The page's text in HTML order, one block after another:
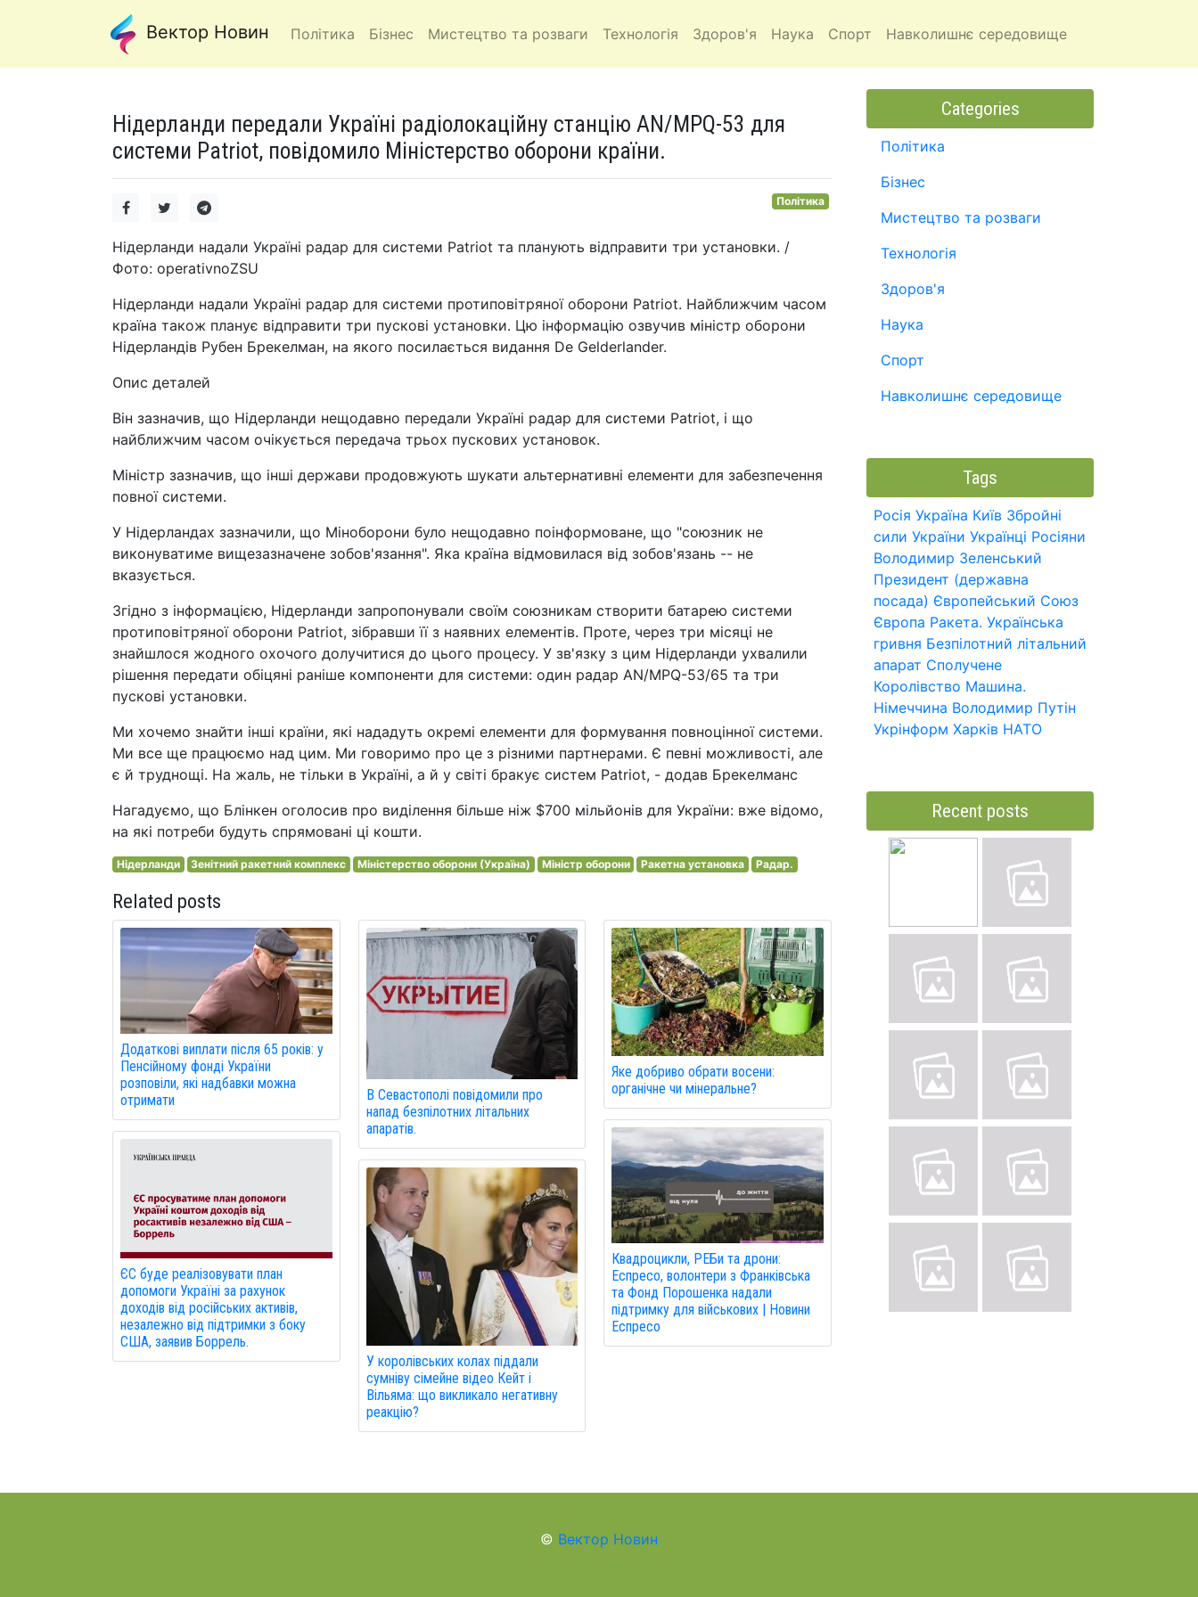
Вектор Новин Політика Бізнес Мистецтво та розваги Технологія Здоров'я Наука Спорт Навколишнє середовище
Нідерланди передали Україні радіолокаційну станцію AN/MPQ-53 для
системи Patriot, повідомило Міністерство оборони країни.
Політика
Нідерланди надали Україні радар для системи Patriot та планують відправити три установки. /
Фото: operativnoZSU
Нідерланди надали Україні радар для системи протиповітряної оборони Patriot. Найближчим часом
країна також планує відправити три пускові установки. Цю інформацію озвучив міністр оборони
Нідерландів Рубен Брекелман, на якого посилається видання De Gelderlander.
Опис деталей
Він зазначив, що Нідерланди нещодавно передали Україні радар для системи Patriot, і що
найближчим часом очікується передача трьох пускових установок.
Міністр зазначив, що інші держави продовжують шукати альтернативні елементи для забезпечення
повної системи.
У Нідерландах зазначили, що Міноборони було нещодавно поінформоване, що "союзник не
виконуватиме вищезазначене зобов'язання". Яка країна відмовилася від зобов'язань -- не
вказується.
Згідно з інформацією, Нідерланди запропонували своїм союзникам створити батарею системи
протиповітряної оборони Patriot, зібравши її з наявних елементів. Проте, через три місяці не
знайшлося жодного охочого долучитися до цього процесу. У зв'язку з цим Нідерланди ухвалили
рішення передати обіцяні раніше компоненти для системи: один радар AN/MPQ-53/65 та три
пускові установки.
Ми хочемо знайти інші країни, які нададуть окремі елементи для формування повноцінної системи.
Ми все ще працюємо над цим. Ми говоримо про це з різними партнерами. Є певні можливості, але
є й труднощі. На жаль, не тільки в Україні, а й у світі бракує систем Patriot, - додав Брекелманс
Нагадуємо, що Блінкен оголосив про виділення більше ніж $700 мільйонів для України: вже відомо,
на які потреби будуть спрямовані ці кошти.
Нідерланди Зенітний ракетний комплекс Міністерство оборони (Україна) Міністр оборони Ракетна установка Радар.
Related posts
Додаткові виплати після 65 років: у
Пенсійному фонді України
розповіли, які надбавки можна
отримати
ЄС буде реалізовувати план
допомоги Україні за рахунок
доходів від російських активів,
незалежно від підтримки з боку
США, заявив Боррель.
В Севастополі повідомили про
напад безпілотних літальних
апаратів.
У королівських колах піддали
сумніву сімейне відео Кейт і
Вільяма: що викликало негативну
реакцію?
Яке добриво обрати восени:
органічне чи мінеральне?
Квадроцикли, РЕБи та дрони:
Еспресо, волонтери з Франківська
та Фонд Порошенка надали
підтримку для військових | Новини
Еспресо
Categories
Політика
Бізнес
Мистецтво та розваги
Технологія
Здоров'я
Наука
Спорт
Навколишнє середовище
Tags
Росія Україна Київ Збройні
сили України Українці Росіяни
Володимир Зеленський
Президент (державна
посада) Європейський Союз
Європа Ракета. Українська
гривня Безпілотний літальний
апарат Сполучене
Королівство Машина.
Німеччина Володимир Путін
Укрінформ Харків НАТО
Recent posts
© Вектор Новин